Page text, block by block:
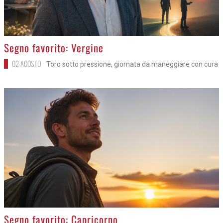
>
Segno favorito: Vergine
02 AGOSTO Toro sotto pressione, giornata da maneggiare con cura
>
Segno favorito: Capricorno